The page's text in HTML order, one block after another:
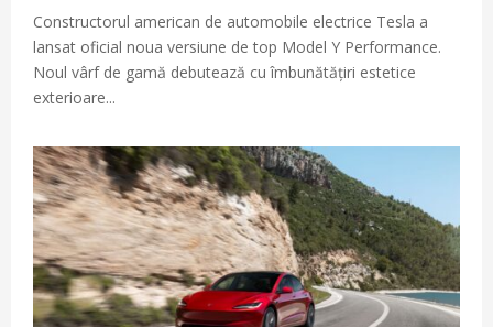
Constructorul american de automobile electrice Tesla a
lansat oficial noua versiune de top Model Y Performance.
Noul vârf de gamă debutează cu îmbunătățiri estetice
exterioare...